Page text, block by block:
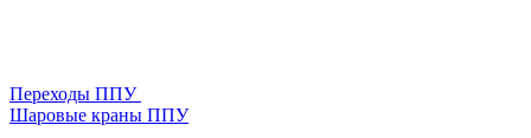
Переходы ППУ
Шаровые краны ППУ